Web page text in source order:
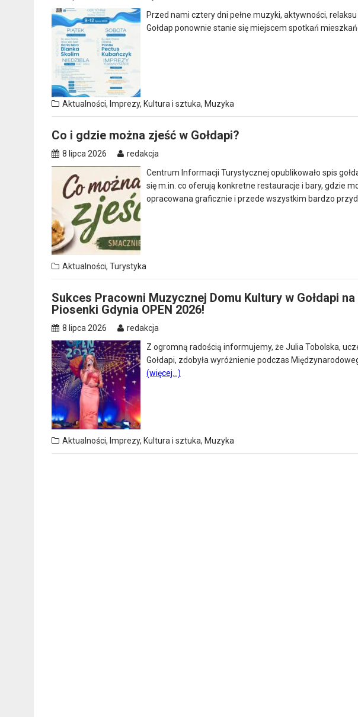
Przed nami cztery dni pełne muzyki, aktywności,
Gołdap ponownie stanie się miejscem spotkań
Aktualności, Imprezy, Kultura i sztuka, Muzyka
Co i gdzie można zjeść w Gołdapi?
8 lipca 2026
redakcja
Centrum Informacji Turystycznej opublikowało spis
się m.in. co oferują konkretne restauracje i bary, gdzie
opracowana graficznie i przede wszystkim bardzo
Aktualności, Turystyka
Sukces Pracowni Muzycznej Domu Kultury w Gołdapi
Piosenki Gdynia OPEN 2026!
8 lipca 2026
redakcja
Z ogromną radością informujemy, że Julia Tobolska,
Gołdapi, zdobyła wyróżnienie podczas
(więcej…)
Aktualności, Imprezy, Kultura i sztuka, Muzyka